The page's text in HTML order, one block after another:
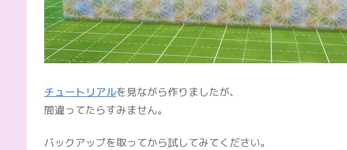
チュートリアルを見ながら作りましたが、
間違ってたらすみません。
バックアップを取ってから試してみてください。